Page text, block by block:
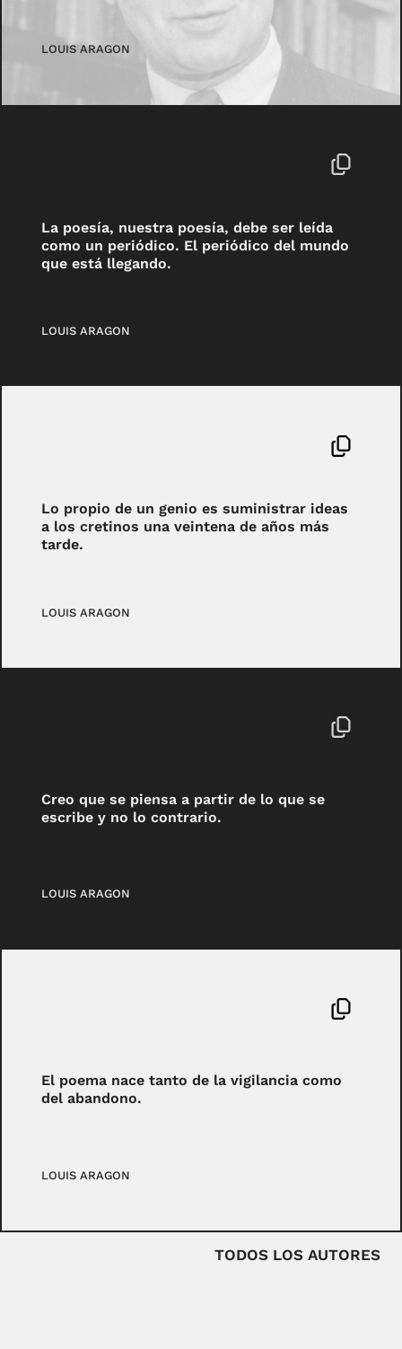
LOUIS ARAGON
La poesía, nuestra poesía, debe ser leída
como un periódico. El periódico del mundo
que está llegando.
LOUIS ARAGON
Lo propio de un genio es suministrar ideas
a los cretinos una veintena de años más
tarde.
LOUIS ARAGON
Creo que se piensa a partir de lo que se
escribe y no lo contrario.
LOUIS ARAGON
El poema nace tanto de la vigilancia como
del abandono.
LOUIS ARAGON
TODOS LOS AUTORES